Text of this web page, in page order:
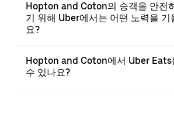
Hopton and Coton의 승객을 안전
기 위해 Uber에서는 어떤 노력을 기
요?
Hopton and Coton에서 Uber Eats
수 있나요?